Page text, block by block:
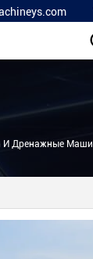
И Дренажные